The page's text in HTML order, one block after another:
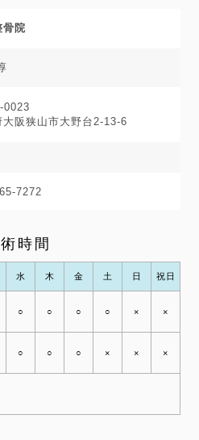
骨院
0023
大阪狭山市大野台2-13-6
7272
時間
水 木 金 土 日 祝日
○ ○ ○ ○ × ×
○ ○ ○ × × ×